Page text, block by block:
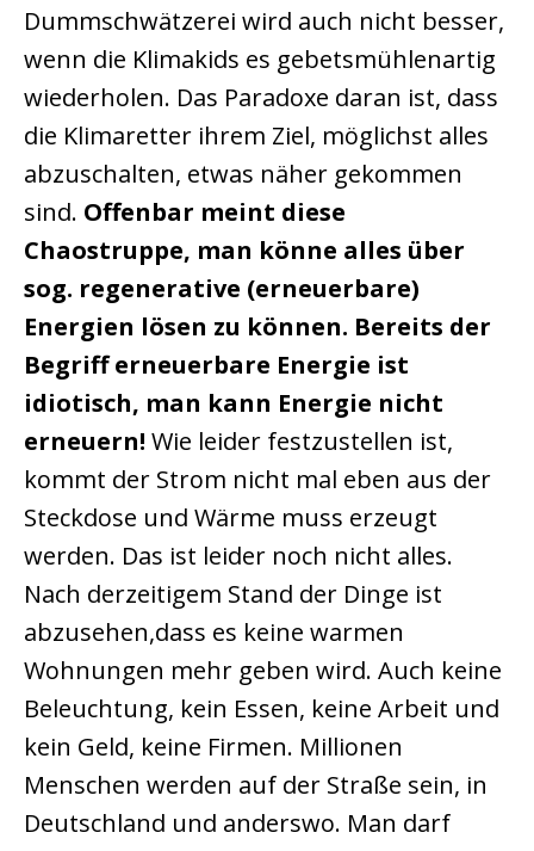
Dummschwätzerei wird auch nicht besser,
wenn die Klimakids es gebetsmühlenartig
wiederholen. Das Paradoxe daran ist, dass
die Klimaretter ihrem Ziel, möglichst alles
abzuschalten, etwas näher gekommen
sind. Offenbar meint diese
Chaostruppe, man könne alles über
sog. regenerative (erneuerbare)
Energien lösen zu können. Bereits der
Begriff erneuerbare Energie ist
idiotisch, man kann Energie nicht
erneuern! Wie leider festzustellen ist,
kommt der Strom nicht mal eben aus der
Steckdose und Wärme muss erzeugt
werden. Das ist leider noch nicht alles.
Nach derzeitigem Stand der Dinge ist
abzusehen,dass es keine warmen
Wohnungen mehr geben wird. Auch keine
Beleuchtung, kein Essen, keine Arbeit und
kein Geld, keine Firmen. Millionen
Menschen werden auf der Straße sein, in
Deutschland und anderswo. Man darf